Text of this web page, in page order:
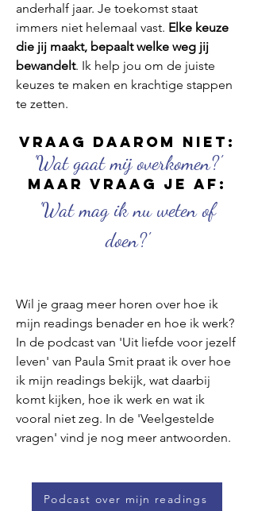
anderhalf jaar. Je toekomst staat
immers niet helemaal vast. Elke keuze
die jij maakt, bepaalt welke weg jij
bewandelt. Ik help jou om de juiste
keuzes te maken en krachtige stappen
te zetten.
Vraag daarom niet:
'Wat gaat mij overkomen?'
maar vraag je af:
'Wat mag ik nu weten of
doen?'
Wil je graag meer horen over hoe ik
mijn readings benader en hoe ik werk?
In de podcast van 'Uit liefde voor jezelf
leven' van Paula Smit praat ik over hoe
ik mijn readings bekijk, wat daarbij
komt kijken, hoe ik werk en wat ik
vooral niet zeg. In de 'Veelgestelde
vragen' vind je nog meer antwoorden.
Podcast over mijn readings